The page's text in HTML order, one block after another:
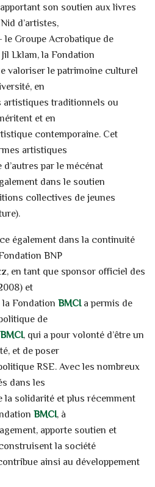
son soutien aux livres
d’artistes,
le Groupe Acrobatique de
Lklam, la Fondation
valoriser le patrimoine culturel
en
traditionnels ou
et en
contemporaine. Cet
artistiques
par le mécénat
dans le soutien
collectives de jeunes
également dans la continuité
BNP
en tant que sponsor officiel des
et
la Fondation BMCIa permis de
de
, qui a pour volonté d’être un
et de poser
RSE. Avec les nombreux
dans les
la solidarité et plus récemment
BMCI, à
apporte soutien et
la société
ainsi au développement